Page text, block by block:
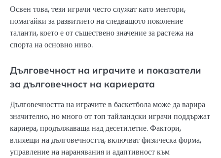
Освен това, тези играчи често служат като ментори,
помагайки за развитието на следващото поколение
таланти, което е от съществено значение за растежа на
спорта на основно ниво.
Дълговечност на играчите и показатели
за дълговечност на кариерата
Дълговечността на играчите в баскетбола може да варира
значително, но много от топ тайландски играчи поддържат
кариера, продължаваща над десетилетие. Фактори,
влияещи на дълговечността, включват физическа форма,
управление на наранявания и адаптивност към